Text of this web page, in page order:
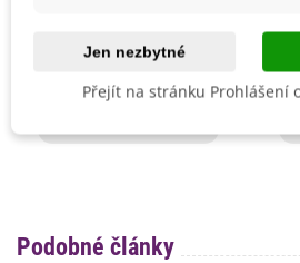
102 Kč
Podobné články
Jen nezbytné
Přejít na stránku Prohlášení